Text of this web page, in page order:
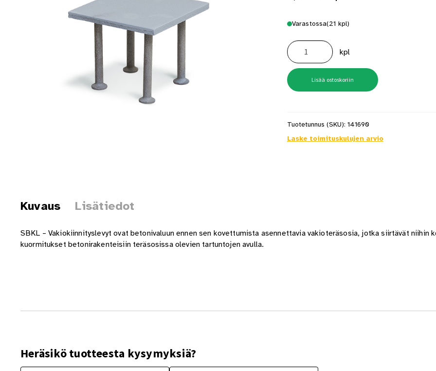
Varastossa(21 kpl)
SBKL
100x100
kiinnityslevy
H=68
määrä
kpl
Lisää ostoskoriin
Tuotetunnus (SKU): 141690
Laske toimituskulujen arvio
Kuvaus Lisätiedot
SBKL – Vakiokiinnityslevyt ovat betonivaluun ennen sen kovettumista asennettavia vakioteräsosia, jotka siirtävät niihin
kuormitukset betonirakenteisiin teräsosissa olevien tartuntojen avulla.
Heräsikö tuotteesta kysymyksiä?